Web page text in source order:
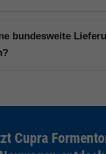
bundesweite
Cupra